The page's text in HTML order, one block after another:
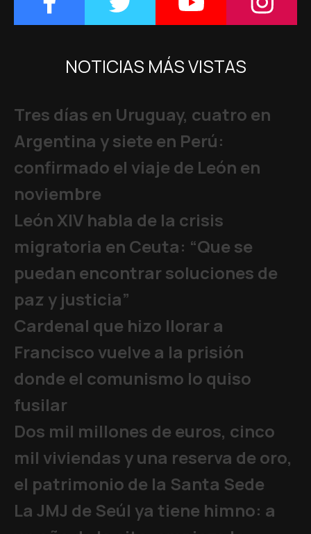
NOTICIAS MÁS VISTAS
Tres días en Uruguay, cuatro en
Argentina y siete en Perú:
confirmado el viaje de León en
noviembre
León XIV habla de la crisis
migratoria en Ceuta: “Que se
puedan encontrar soluciones de
paz y justicia”
Cardenal que hizo llorar a
Francisco vuelve a la prisión
donde el comunismo lo quiso
fusilar
Dos mil millones de euros, cinco
mil viviendas y una reserva de oro,
el patrimonio de la Santa Sede
La JMJ de Seúl ya tiene himno: a